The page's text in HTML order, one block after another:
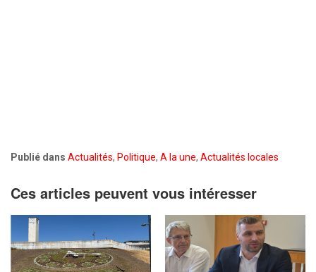
Publié dans Actualités, Politique, A la une, Actualités locales
Ces articles peuvent vous intéresser